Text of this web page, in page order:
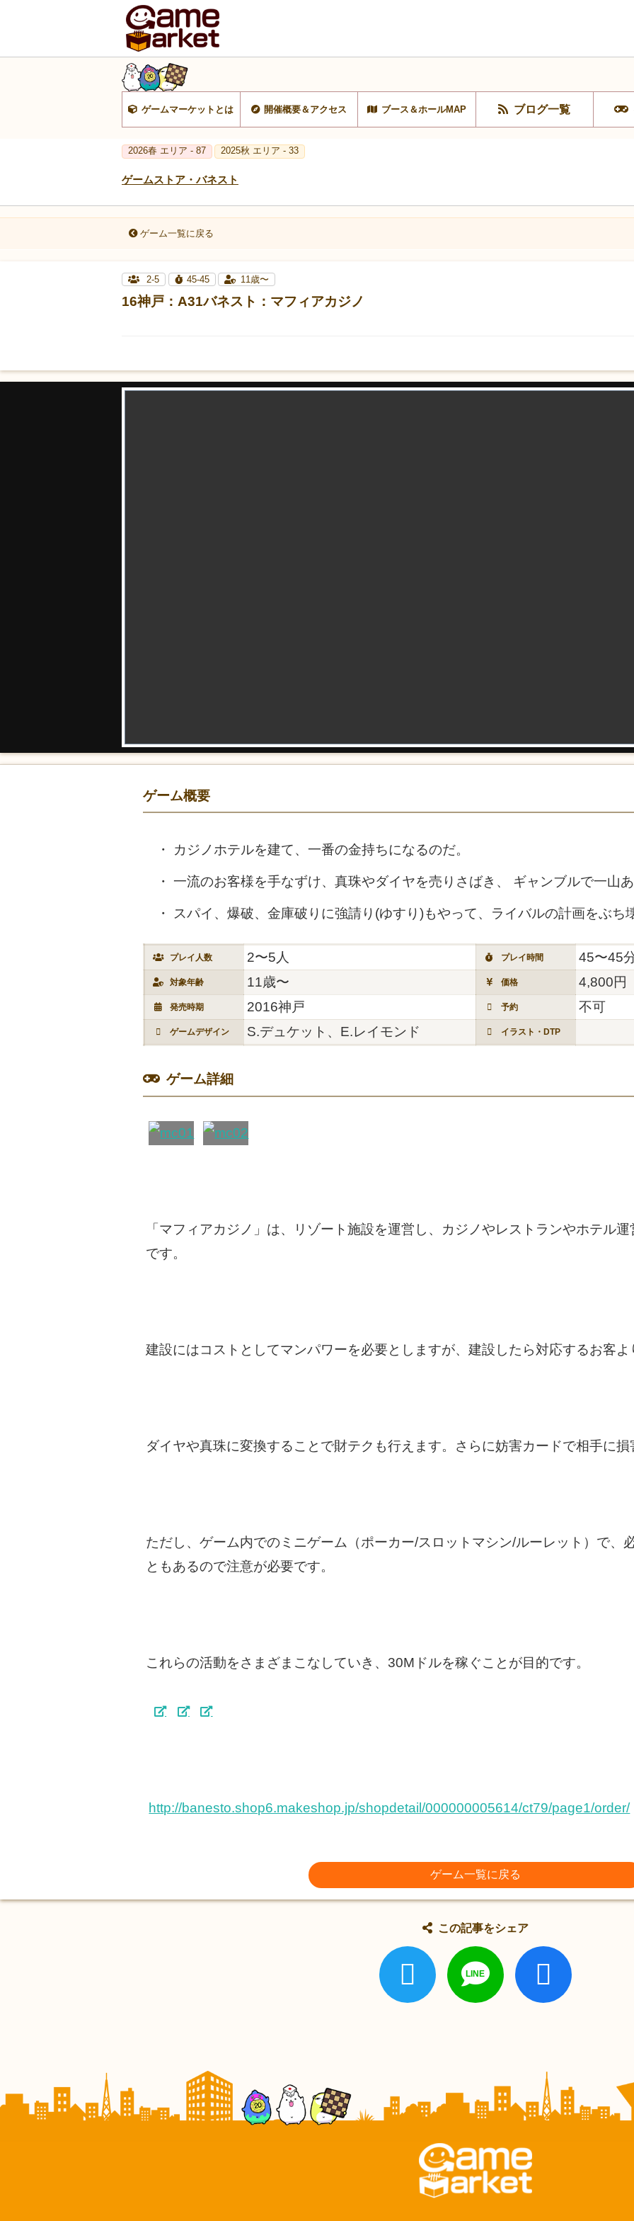
ゲームマーケットとは 開催概要＆アクセス ブース＆ホールMAP ブログ一覧
2026春 エリア - 87 2025秋 エリア - 33
ゲームストア・バネスト
ゲーム一覧に戻る
2-5 45-45 11歳〜
16神戸：A31バネスト：マフィアカジノ
ゲーム概要
カジノホテルを建て、一番の金持ちになるのだ。
一流のお客様を手なずけ、真珠やダイヤを売りさばき、 ギャンブルで一山あ
スパイ、爆破、金庫破りに強請り(ゆすり)もやって、ライバルの計画をぶち
プレイ人数 2〜5人 プレイ時間 45〜45
対象年齢 11歳〜 価格 4,800円
発売時期 2016神戸 予約 不可
ゲームデザイン S.デュケット、E.レイモンド イラスト・DTP
ゲーム詳細
「マフィアカジノ」は、リゾート施設を運営し、カジノやレストランやホテル
です。
建設にはコストとしてマンパワーを必要としますが、建設したら対応するお客よ
ダイヤや真珠に変換することで財テクも行えます。さらに妨害カードで相手に損
ただし、ゲーム内でのミニゲーム（ポーカー/スロットマシン/ルーレット）で、
ともあるので注意が必要です。
これらの活動をさまざまこなしていき、30Mドルを稼ぐことが目的です。
http://banesto.shop6.makeshop.jp/shopdetail/000000005614/ct79/page1/order/
ゲーム一覧に戻る
この記事をシェア